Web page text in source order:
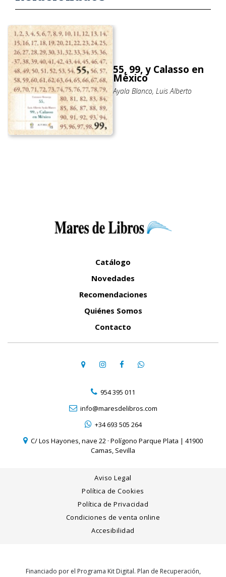
55, 99, y Calasso en
México
Ayala Blanco, Luis Alberto
Catálogo
Novedades
Recomendaciones
Quiénes Somos
Contacto
954 395 011
info@maresdelibros.com
+34 693 505 264
C/ Los Hayones, nave 22 · Polígono Parque Plata | 41900
Camas, Sevilla
Aviso Legal
Política de Cookies
Política de Privacidad
Condiciones de venta online
Accesibilidad
Financiado por el Programa Kit Digital. Plan de Recuperación,